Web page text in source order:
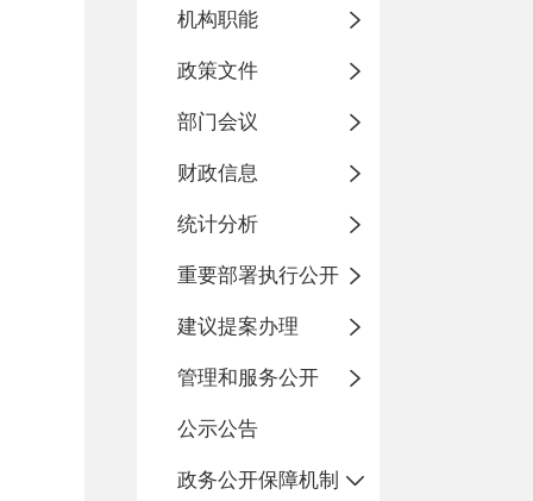
机构职能
政策文件
部门会议
财政信息
统计分析
重要部署执行公开
建议提案办理
管理和服务公开
公示公告
政务公开保障机制